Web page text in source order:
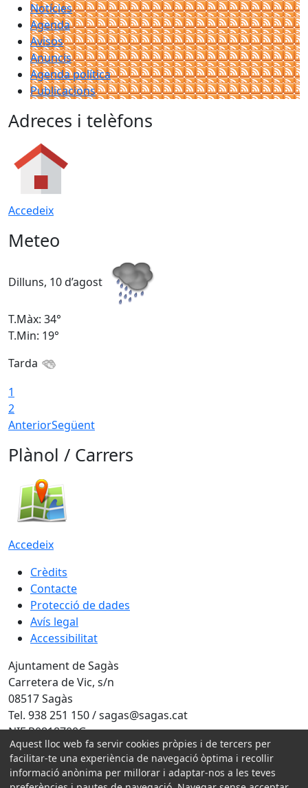
Notícies
Agenda
Avisos
Anuncis
Agenda política
Publicacions
Adreces i telèfons
Accedeix
Meteo
Dilluns, 10 d’agost
T.Màx: 34°
T.Min: 19°
Tarda
1
2
AnteriorSegüent
Plànol / Carrers
Accedeix
Crèdits
Contacte
Protecció de dades
Avís legal
Accessibilitat
Ajuntament de Sagàs
Carretera de Vic, s/n
08517 Sagàs
Tel. 938 251 150 / sagas@sagas.cat
NIF P0818700G
Amb la col·laboració de:
Aquest lloc web fa servir cookies pròpies i de tercers per
facilitar-te una experiència de navegació òptima i recollir
informació anònima per millorar i adaptar-nos a les teves